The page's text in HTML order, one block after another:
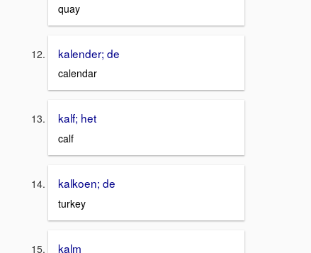
quay
kalender; de
calendar
kalf; het
calf
kalkoen; de
turkey
kalm